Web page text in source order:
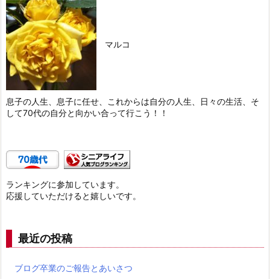
マルコ
息子の人生、息子に任せ、これからは自分の人生、日々の生活、そ
して70代の自分と向かい合って行こう！！
ランキングに参加しています。
応援していただけると嬉しいです。
最近の投稿
ブログ卒業のご報告とあいさつ